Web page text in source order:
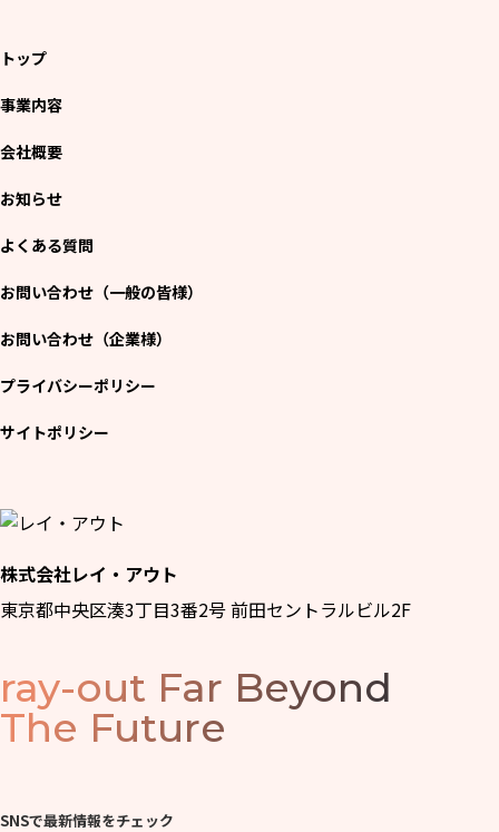
株式会社レイ・アウト
東京都中央区湊3丁目3番2号 前田セントラルビル2F
トップ
事業内容
会社概要
お知らせ
よくある質問
お問い合わせ（一般の皆様）
お問い合わせ（企業様）
プライバシーポリシー
サイトポリシー
ray-out Far Beyond
The Future
SNSで最新情報をチェック